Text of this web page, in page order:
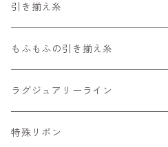
引き揃え糸
編みもの用の糸
長さ30～90m
長さ100m～300m
4m～
ぱすてる
15m～
もふもふの引き揃え糸
50m
100m
ラグジュアリーライン
特殊リボン